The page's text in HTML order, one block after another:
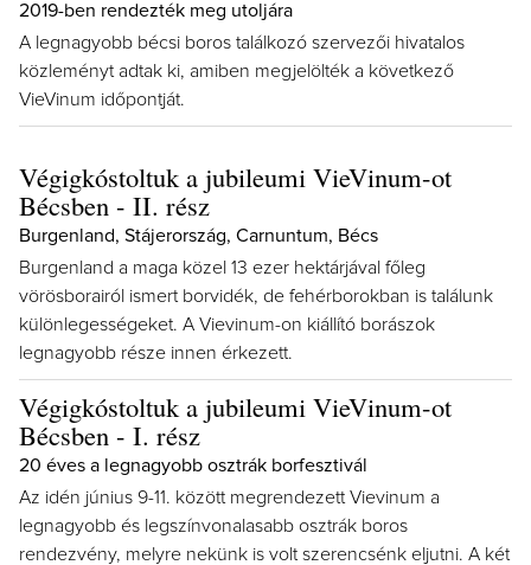
2019-ben rendezték meg utoljára
A legnagyobb bécsi boros találkozó szervezői hivatalos
közleményt adtak ki, amiben megjelölték a következő
VieVinum időpontját.
Végigkóstoltuk a jubileumi VieVinum-ot
Bécsben - II. rész
Burgenland, Stájerország, Carnuntum, Bécs
Burgenland a maga közel 13 ezer hektárjával főleg
vörösborairól ismert borvidék, de fehérborokban is találunk
különlegességeket. A Vievinum-on kiállító borászok
legnagyobb része innen érkezett.
Végigkóstoltuk a jubileumi VieVinum-ot
Bécsben - I. rész
20 éves a legnagyobb osztrák borfesztivál
Az idén június 9-11. között megrendezett Vievinum a
legnagyobb és legszínvonalasabb osztrák boros
rendezvény, melyre nekünk is volt szerencsénk eljutni. A két